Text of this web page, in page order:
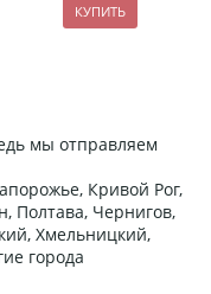
мы отправляем
Кривой Рог,
Полтава, Чернигов,
Хмельницкий,
города